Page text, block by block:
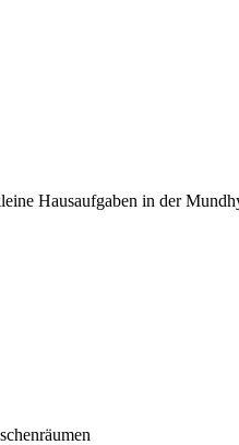
Hausaufgaben in der